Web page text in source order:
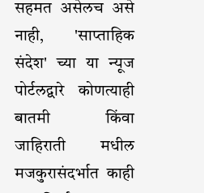
सहमत असेलच असे
नाही, 'साप्ताहिक
संदेश' च्या या न्यूज
पोर्टलद्वारे कोणत्याही
बातमी किंवा
जाहिराती मधील
मजकुरासंदर्भात काही